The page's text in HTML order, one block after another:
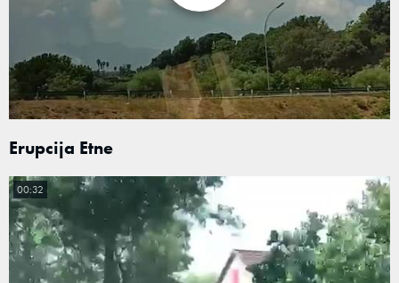
Erupcija Etne
00:32